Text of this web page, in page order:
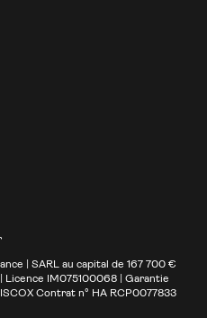
| SARL au capital de 167 700 €
Licence IM075100068 | Garantie
Contrat n° HA RCP0077833